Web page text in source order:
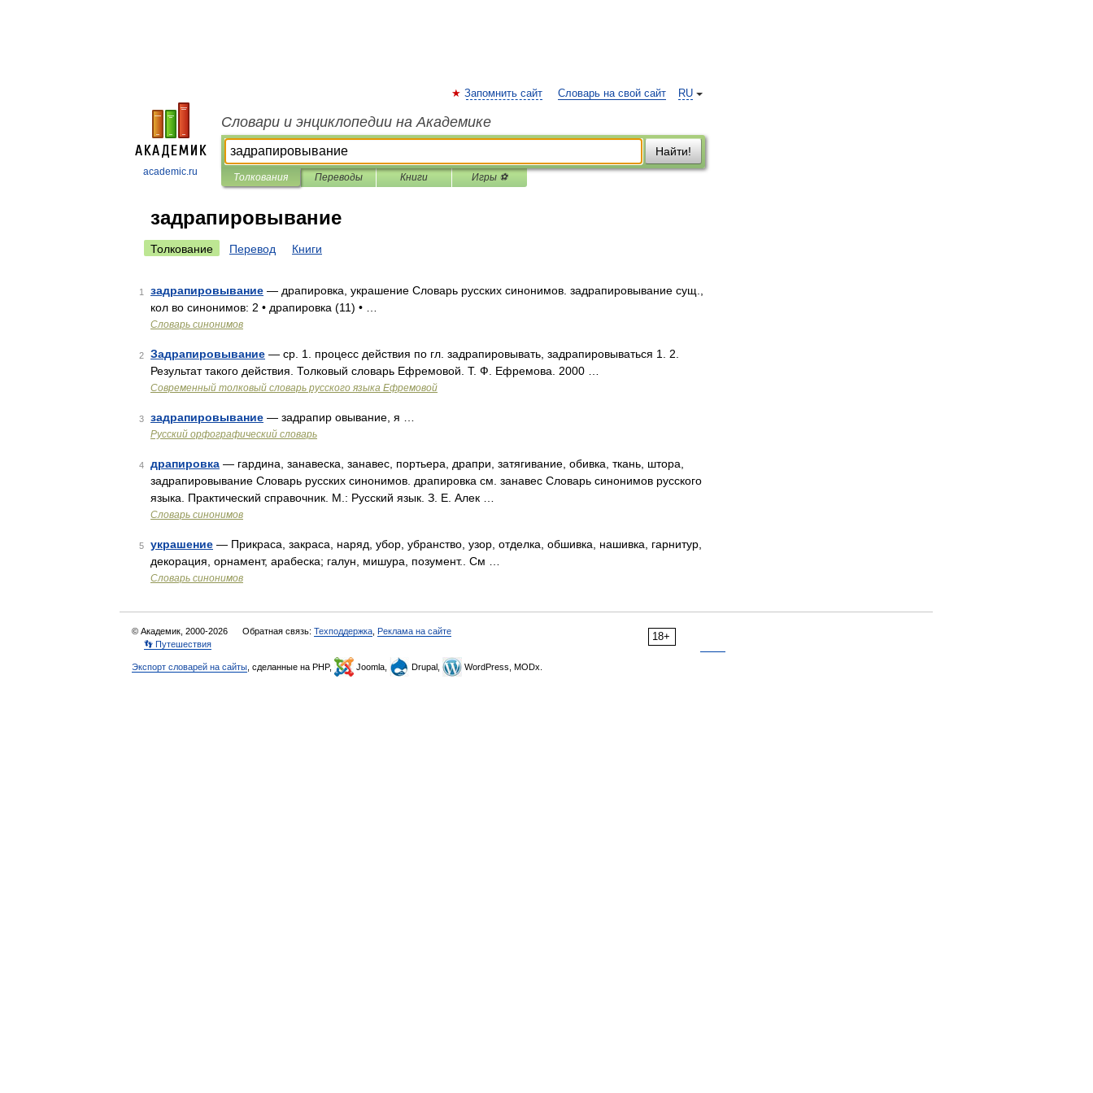
academic.ru
RU
Запомнить сайт Словарь на свой сайт
Словари и энциклопедии на Академике
Найти!
Толкования Переводы Книги Игры ⚽
задрапировывание
Толкование Перевод Книги
1 задрапировывание — драпировка, украшение Словарь русских синонимов. задрапировывание сущ.,
кол во синонимов: 2 • драпировка (11) • …
Словарь синонимов
2 Задрапировывание — ср. 1. процесс действия по гл. задрапировывать, задрапировываться 1. 2.
Результат такого действия. Толковый словарь Ефремовой. Т. Ф. Ефремова. 2000 …
Современный толковый словарь русского языка Ефремовой
3 задрапировывание — задрапир овывание, я …
Русский орфографический словарь
4 драпировка — гардина, занавеска, занавес, портьера, драпри, затягивание, обивка, ткань, штора,
задрапировывание Словарь русских синонимов. драпировка см. занавес Словарь синонимов русского
языка. Практический справочник. М.: Русский язык. З. Е. Алек …
Словарь синонимов
5 украшение — Прикраса, закраса, наряд, убор, убранство, узор, отделка, обшивка, нашивка, гарнитур,
декорация, орнамент, арабеска; галун, мишура, позумент.. См …
Словарь синонимов
18+
© Академик, 2000-2026 Обратная связь: Техподдержка Реклама на сайте
👣 Путешествия
Экспорт словарей на сайты , сделанные на PHP, Joomla, Drupal, WordPress, MODx.